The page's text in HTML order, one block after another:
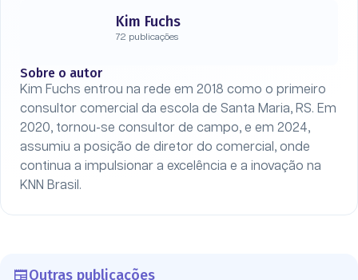
Kim Fuchs
72 publicações
Sobre o autor
Kim Fuchs entrou na rede em 2018 como o primeiro
consultor comercial da escola de Santa Maria, RS. Em
2020, tornou-se consultor de campo, e em 2024,
assumiu a posição de diretor do comercial, onde
continua a impulsionar a excelência e a inovação na
KNN Brasil.
Outras publicações